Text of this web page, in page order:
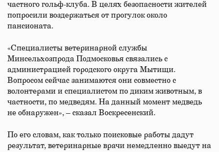
частного гольф-клуба. В целях безопасности жителей
попросили воздержаться от прогулок около
пансионата.
«Специалисты ветеринарной службы
Минсельхозпрода Подмосковья связались с
администрацией городского округа Мытищи.
Вопросом сейчас занимаются они совместно с
волонтерами и специалистом по диким животным, в
частности, по медведям. На данный момент медведь
не обнаружен», – сказал Воскресенский.
По его словам, как только поисковые работы дадут
результат, ветеринарные врачи немедленно выедут на